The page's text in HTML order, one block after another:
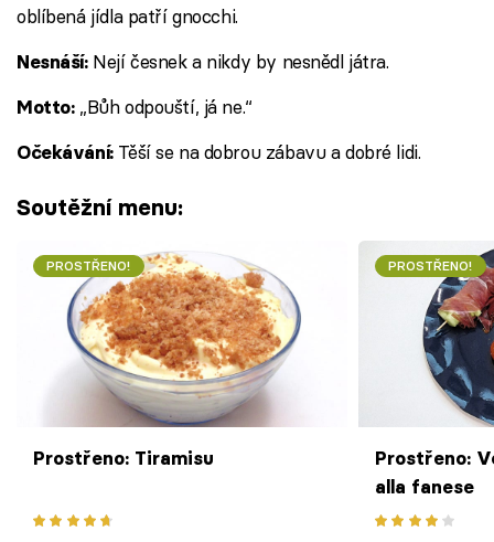
oblíbená jídla patří gnocchi.
Nesnáší: Nejí česnek a nikdy by nesnědl játra.
Motto: „Bůh odpouští, já ne.“
Očekávání: Těší se na dobrou zábavu a dobré lidi.
Soutěžní menu:
PROSTŘENO!
Prostřeno: Tiramisu
PROSTŘENO!
Prostřeno:
alla fanese